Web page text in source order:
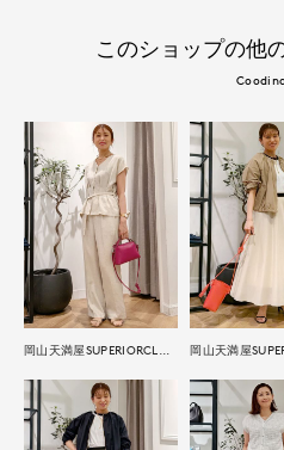
このショップの他